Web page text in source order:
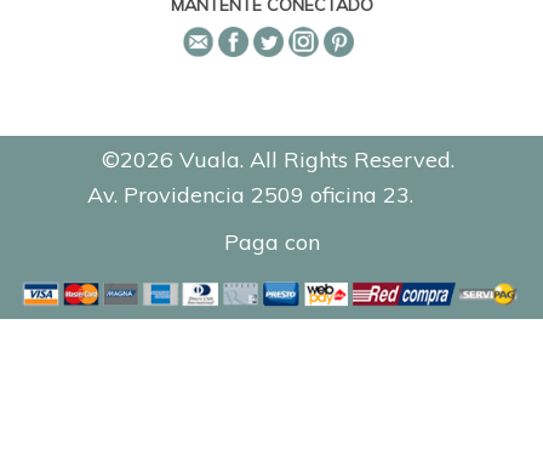
MANTENTE CONECTADO
©2026 Vuala. All Rights Reserved.
Av. Providencia 2509 oficina 23.
Paga con